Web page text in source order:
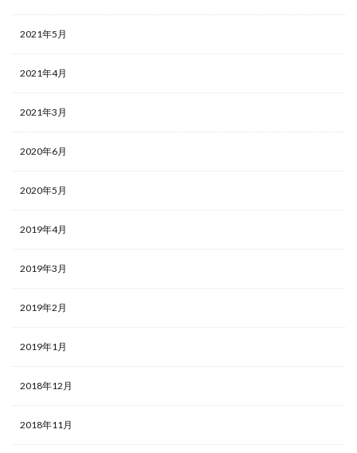
2021年5月
2021年4月
2021年3月
2020年6月
2020年5月
2019年4月
2019年3月
2019年2月
2019年1月
2018年12月
2018年11月